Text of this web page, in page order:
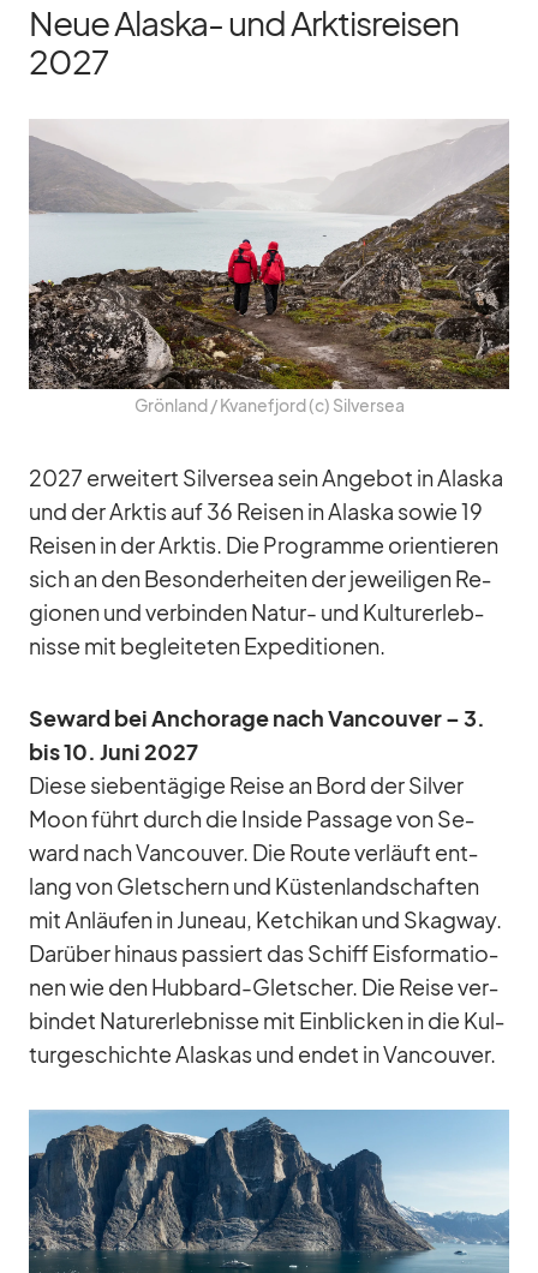
Neue Alaska- und Arktisreisen
2027
Grön­land /​ Kva­nefjord (c) Sil­ver­sea
2027 er­wei­tert Sil­ver­sea sein An­ge­bot in Alaska
und der Ark­tis auf 36 Rei­sen in Alaska so­wie 19
Rei­sen in der Ark­tis. Die Pro­gramme ori­en­tie­ren
sich an den Be­son­der­hei­ten der je­wei­li­gen Re­
gio­nen und ver­bin­den Na­tur- und Kul­tur­er­leb­
nisse mit be­glei­te­ten Ex­pe­di­tio­nen.
Se­ward bei An­cho­rage nach Van­cou­ver – 3.
bis 10. Juni 2027
Diese sie­ben­tä­gige Reise an Bord der Sil­ver
Moon führt durch die In­side Pas­sage von Se­
ward nach Van­cou­ver. Die Route ver­läuft ent­
lang von Glet­schern und Küs­ten­land­schaf­ten
mit An­läu­fen in Ju­neau, Ket­chi­kan und Skag­way.
Dar­über hin­aus pas­siert das Schiff Eis­for­ma­tio­
nen wie den Hub­bard-Glet­scher. Die Reise ver­
bin­det Na­tur­er­leb­nisse mit Ein­bli­cken in die Kul­
tur­ge­schichte Alas­kas und en­det in Van­cou­ver.